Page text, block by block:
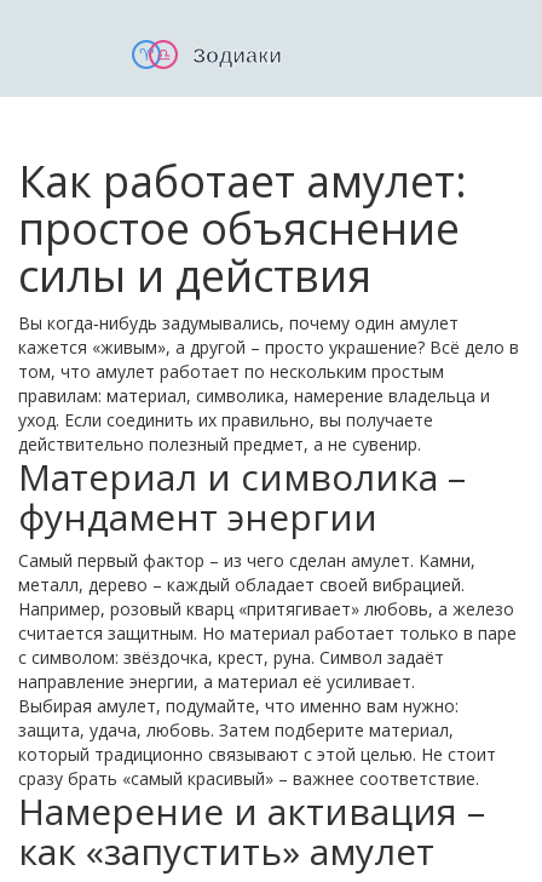
Как работает амулет:
простое объяснение
силы и действия
Вы когда‑нибудь задумывались, почему один амулет
кажется «живым», а другой – просто украшение? Всё дело в
том, что амулет работает по нескольким простым
правилам: материал, символика, намерение владельца и
уход. Если соединить их правильно, вы получаете
действительно полезный предмет, а не сувенир.
Материал и символика –
фундамент энергии
Самый первый фактор – из чего сделан амулет. Камни,
металл, дерево – каждый обладает своей вибрацией.
Например, розовый кварц «притягивает» любовь, а железо
считается защитным. Но материал работает только в паре
с символом: звёздочка, крест, руна. Символ задаёт
направление энергии, а материал её усиливает.
Выбирая амулет, подумайте, что именно вам нужно:
защита, удача, любовь. Затем подберите материал,
который традиционно связывают с этой целью. Не стоит
сразу брать «самый красивый» – важнее соответствие.
Намерение и активация –
как «запустить» амулет